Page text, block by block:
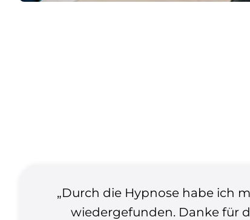
„Durch die Hypnose habe ich
wiedergefunden. Danke für